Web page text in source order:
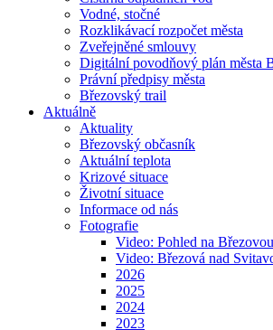
Vodné, stočné
Rozklikávací rozpočet města
Zveřejněné smlouvy
Digitální povodňový plán města
Právní předpisy města
Březovský trail
Aktuálně
Aktuality
Březovský občasník
Aktuální teplota
Krizové situace
Životní situace
Informace od nás
Fotografie
Video: Pohled na
Video: Březová nad
2026
2025
2024
2023